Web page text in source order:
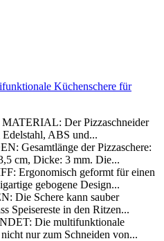
Küchenschere für
Der Pizzaschneider
Edelstahl, ABS und...
Gesamtlänge der Pizzaschere:
cm, Dicke: 3 mm. Die...
Ergonomisch geformt für einen
gebogene Design...
Die Schere kann sauber
Speisereste in den Ritzen...
Die multifunktionale
nur zum Schneiden von...